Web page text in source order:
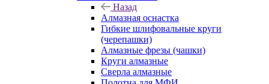
Назад
Алмазная оснастка
Гибкие шлифовальные круги
(черепашки)
Алмазные фрезы (чашки)
Круги алмазные
Сверла алмазные